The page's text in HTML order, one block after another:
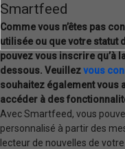
Smartfeed
Comme vous n’êtes pas
utilisée ou que votre statut
pouvez vous inscrire qu’à
dessous. Veuillezvous
souhaitez également vous
accéder à des
Avec Smartfeed, vous
personnalisé à partir des
lecteur de nouvelles de